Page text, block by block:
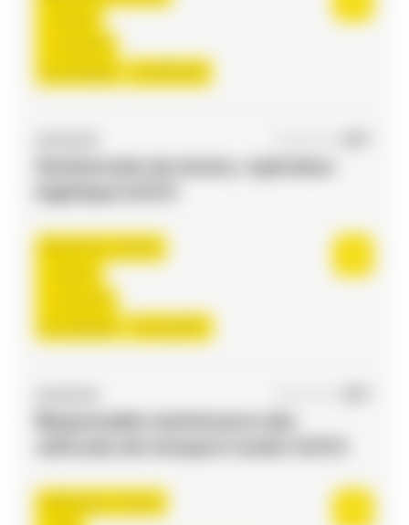
13,00 €/h
Du:01/09/26
Flourens , France
12,31 €/h
Du:24/08/26
Toulouse , France